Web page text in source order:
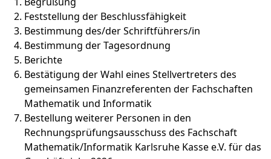
Feststellung der Beschlussfähigkeit
Bestimmung des/der Schriftführers/in
Bestimmung der Tagesordnung
Berichte
Bestätigung der Wahl eines Stellvertreters des
gemeinsamen Finanzreferenten der Fachschaften
Mathematik und Informatik
Bestellung weiterer Personen in den
Rechnungsprüfungsausschuss des Fachschaft
Mathematik/Informatik Karlsruhe Kasse e.V. für das